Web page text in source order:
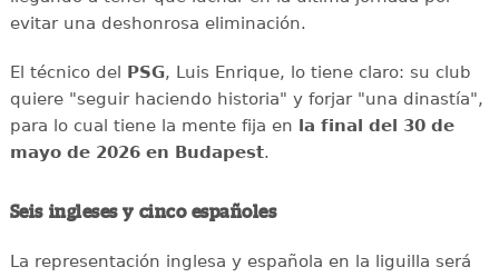
evitar una deshonrosa eliminación.
El técnico del PSG, Luis Enrique, lo tiene claro: su club
quiere "seguir haciendo historia" y forjar "una dinastía",
para lo cual tiene la mente fija en
la final del 30 de
mayo de 2026 en Budapest.
Seis ingleses y cinco españoles
La representación inglesa y española en la liguilla será